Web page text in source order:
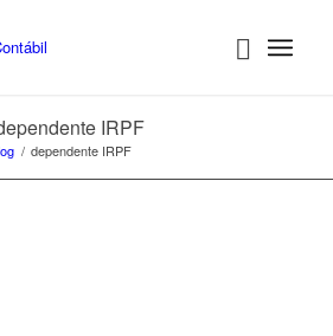
IRPF
/ dependente IRPF